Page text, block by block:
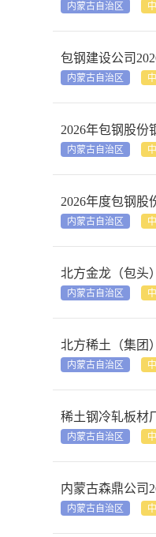
内蒙古自治区
包钢建设公司
内蒙古自治区
2026年包钢股份
内蒙古自治区
2026年度包钢股
内蒙古自治区
北方金龙（包头
内蒙古自治区
北方稀土（集团
内蒙古自治区
稀土钢冷轧板材
内蒙古自治区
内蒙古森鼎公司
内蒙古自治区